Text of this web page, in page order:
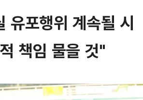
유포행위 계속될 시
책임 물을 것"